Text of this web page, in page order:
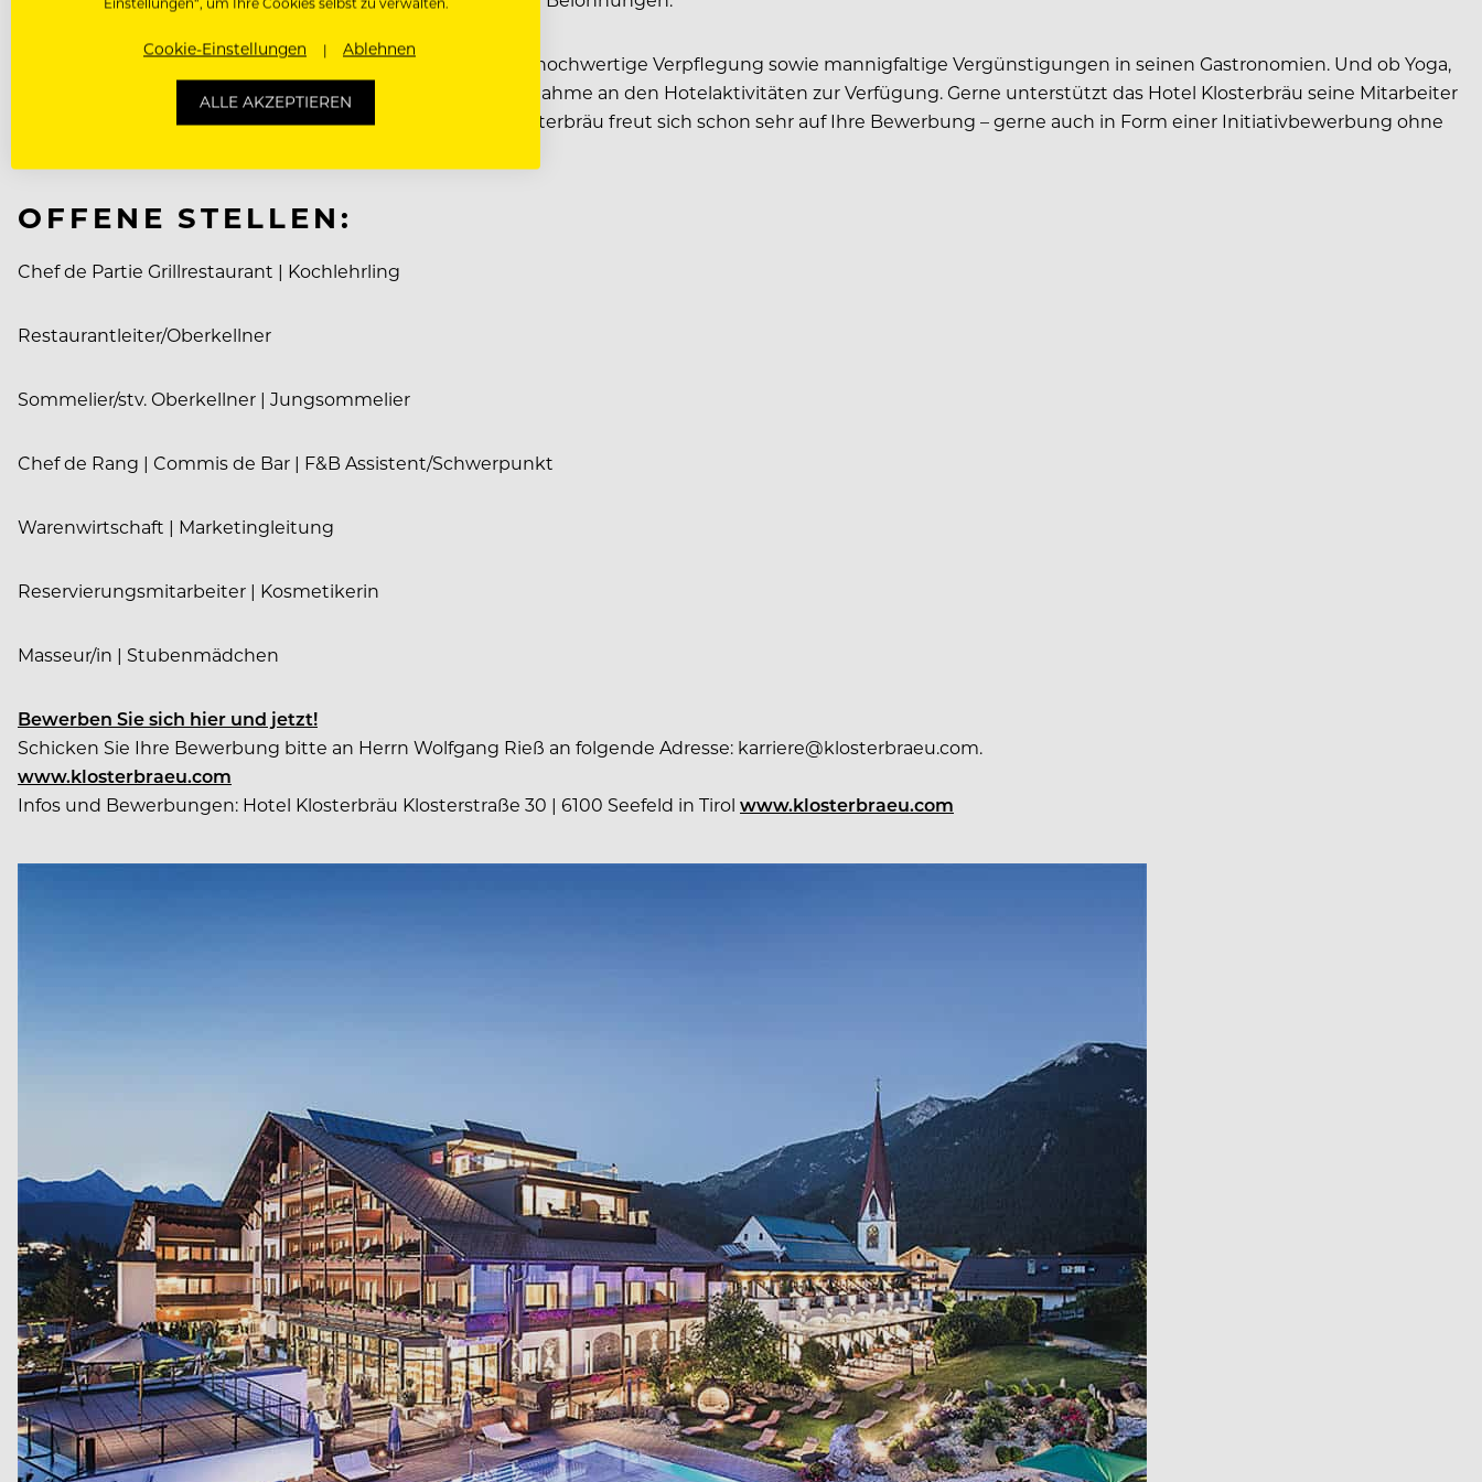
Selbstverständlich bietet das Hotel all seinen Mitarbeitern hochwertige Verpflegung sowie mannigfaltige Vergünstigungen in seinen Gastronomien. Und ob Yoga,
Pilates oder Wandern: Den Mitarbeitern steht die freie Teilnahme an den Hotelaktivitäten zur Verfügung. Gerne unterstützt das Hotel Klosterbräu seine Mitarbeiter
auch bei fachspezifischen Weiterbildungen. Das Hotel Klosterbräu freut sich schon sehr auf Ihre Bewerbung – gerne auch in Form einer Initiativbewerbung ohne
OFFENE STELLEN:
Chef de Partie Grillrestaurant | Kochlehrling
Restaurantleiter/Oberkellner
Sommelier/stv. Oberkellner | Jungsommelier
Chef de Rang | Commis de Bar | F&B Assistent/Schwerpunkt
Warenwirtschaft | Marketingleitung
Reservierungsmitarbeiter | Kosmetikerin
Masseur/in | Stubenmädchen
Bewerben Sie sich hier und jetzt!
Schicken Sie Ihre Bewerbung bitte an Herrn Wolfgang Rieß an folgende Adresse: karriere@klosterbraeu.com.
www.klosterbraeu.com
Infos und Bewerbungen: Hotel Klosterbräu Klosterstraße 30 | 6100 Seefeld in Tirol www.klosterbraeu.com
Cookie-Einstellungen Ablehnen
ALLE AKZEPTIEREN